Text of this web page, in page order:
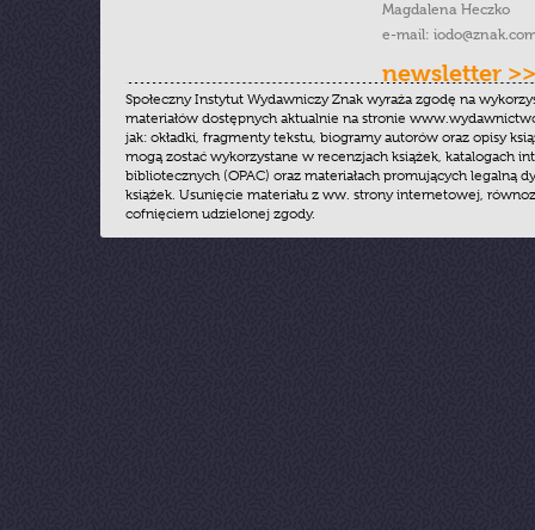
Magdalena Heczko
e-mail:
newsletter >>
Społeczny Instytut Wydawniczy Znak wyraża zgodę na
materiałów dostępnych aktualnie na stronie
jak: okładki, fragmenty tekstu, biogramy autorów oraz opisy
mogą zostać wykorzystane w recenzjach książek, katalogach
bibliotecznych (OPAC) oraz materiałach promujących legalną
książek. Usunięcie materiału z ww. strony internetowej,
cofnięciem udzielonej zgody.